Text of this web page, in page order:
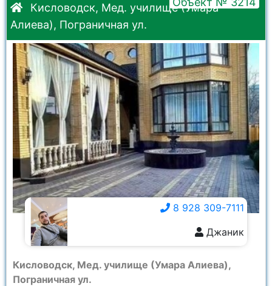
Кисловодск, Мед. училище (Умара
Алиева), Пограничная ул.
Кисловодск, Мед. училище (Умара Алиева),
Пограничная ул.
8 928 309-7111
Джаник